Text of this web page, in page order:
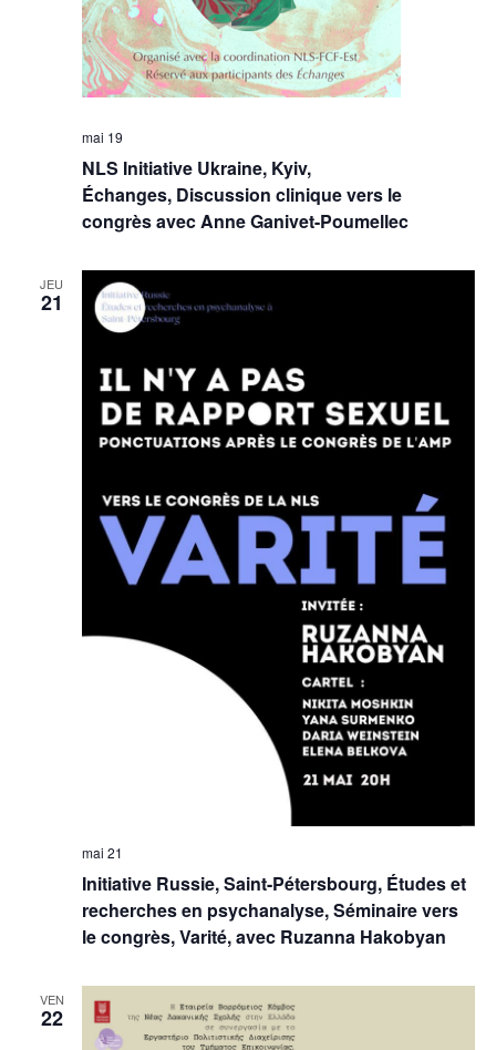
NLS Initiative Ukraine, Kyiv,
Échanges, Discussion clinique vers le
congrès avec Anne Ganivet-Poumellec
mai 19
JEU
21
Initiative Russie, Saint-Pétersbourg, Études et
recherches en psychanalyse, Séminaire vers
le congrès, Varité, avec Ruzanna Hakobyan
mai 21
VEN
22